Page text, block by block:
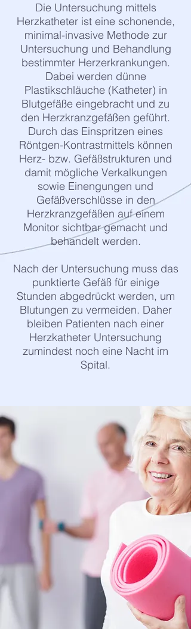
Die Untersuchung mittels
Herzkatheter ist eine schonende,
minimal-invasive Methode zur
Untersuchung und Behandlung
bestimmter Herzerkrankungen.
Dabei werden dünne
Plastikschläuche (Katheter) in
Blutgefäße eingebracht und zu
den Herzkranzgefäßen geführt.
Durch das Einspritzen eines
Röntgen-Kontrastmittels können
Herz- bzw. Gefäßstrukturen und
damit mögliche Verkalkungen
sowie Einengungen und
Gefäßverschlüsse in den
Herzkranzgefäßen auf einem
Monitor sichtbar gemacht und
behandelt werden.
Nach der Untersuchung muss das
punktierte Gefäß für einige
Stunden abgedrückt werden, um
Blutungen zu vermeiden. Daher
bleiben Patienten nach einer
Herzkatheter Untersuchung
zumindest noch eine Nacht im
Spital.